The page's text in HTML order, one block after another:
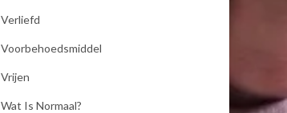
Verliefd
Voorbehoedsmiddel
Vrijen
Wat Is Normaal?